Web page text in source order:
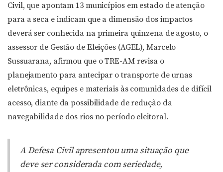
Civil, que apontam 13 municípios em estado de atenção
para a seca e indicam que a dimensão dos impactos
deverá ser conhecida na primeira quinzena de agosto, o
assessor de Gestão de Eleições (AGEL), Marcelo
Sussuarana, afirmou que o TRE-AM revisa o
planejamento para antecipar o transporte de urnas
eletrônicas, equipes e materiais às comunidades de difícil
acesso, diante da possibilidade de redução da
navegabilidade dos rios no período eleitoral.
A Defesa Civil apresentou uma situação que
deve ser considerada com seriedade,